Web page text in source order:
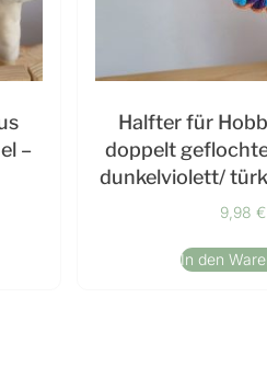
–
Halfter für
doppelt
dunkelviolett/
9,98 €
In den